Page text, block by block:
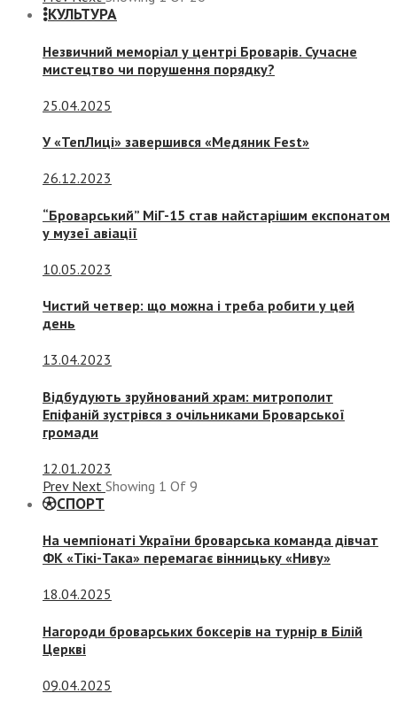
КУЛЬТУРА
Незвичний меморіал у центрі Броварів. Сучасне
мистецтво чи порушення порядку?
25.04.2025
У «ТепЛиці» завершився «Медяник Fest»
26.12.2023
“Броварський” МіГ-15 став найстарішим експонатом
у музеї авіації
10.05.2023
Чистий четвер: що можна і треба робити у цей
день
13.04.2023
Відбудують зруйнований храм: митрополит
Епіфаній зустрівся з очільниками Броварської
громади
12.01.2023
Prev Next Showing 1 Of 9
СПОРТ
На чемпіонаті України броварська команда дівчат
ФК «Тікі-Така» перемагає вінницьку «Ниву»
18.04.2025
Нагороди броварських боксерів на турнір в Білій
Церкві
09.04.2025